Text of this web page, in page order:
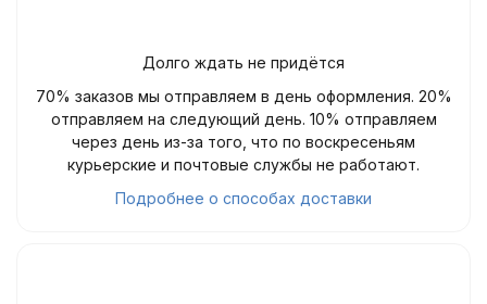
Долго ждать не придётся
70% заказов мы отправляем в день оформления. 20%
отправляем на следующий день. 10% отправляем
через день из-за того, что по воскресеньям
курьерские и почтовые службы не работают.
Подробнее о способах доставки